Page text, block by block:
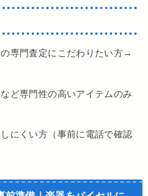
専門査定にこだわりたい方→
ど専門性の高いアイテムのみ
にくい方（事前に電話で確認